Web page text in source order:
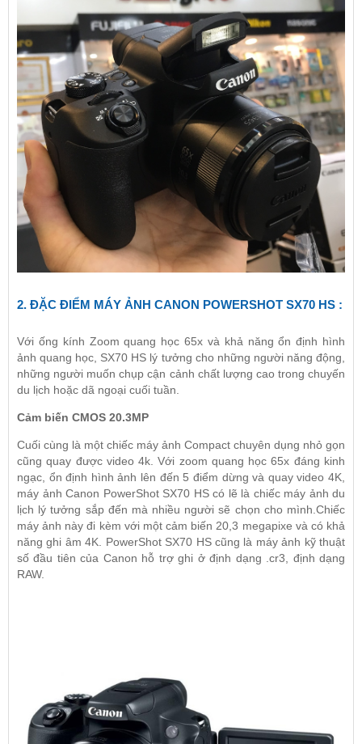
2. ĐẶC ĐIỂM MÁY ẢNH CANON POWERSHOT SX70 HS :
Với ống kính Zoom quang học 65x và khả năng ổn định hình
ảnh quang học, SX70 HS lý tưởng cho những người năng động,
những người muốn chụp cận cảnh chất lượng cao trong chuyến
du lịch hoặc dã ngoại cuối tuần.
Cảm biến CMOS 20.3MP
Cuối cùng là một chiếc máy ảnh Compact chuyên dụng nhỏ gọn
cũng quay được video 4k. Với zoom quang học 65x đáng kinh
ngạc, ổn định hình ảnh lên đến 5 điểm dừng và quay video 4K,
máy ảnh Canon PowerShot SX70 HS có lẽ là chiếc máy ảnh du
lịch lý tưởng sắp đến mà nhiều người sẽ chọn cho mình.Chiếc
máy ảnh này đi kèm với một cảm biến 20,3 megapixe và có khả
năng ghi âm 4K. PowerShot SX70 HS cũng là máy ảnh kỹ thuật
số đầu tiên của Canon hỗ trợ ghi ở định dạng .cr3, định dạng
RAW.